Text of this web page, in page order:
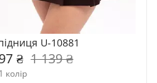
U-10881
₴ 1 139 ₴
колір